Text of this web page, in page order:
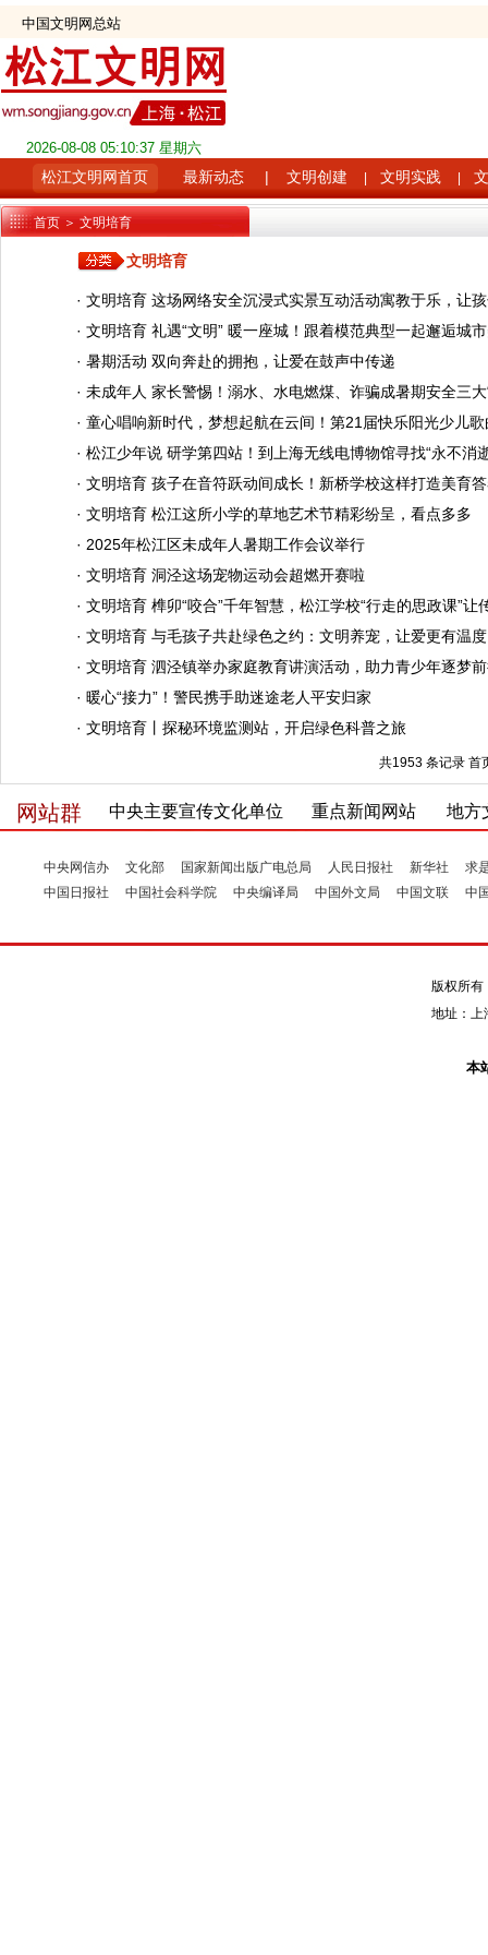
中国文明网总站
2026-08-08 05:10:37 星期六
松江文明网首页 最新动态 | 文明创建 文明实践
首页 ＞ 文明培育
文明培育
· 文明培育 这场网络安全沉浸式实景互动活动寓教于乐，让
· 文明培育 礼遇“文明” 暖一座城！跟着模范典型一起邂逅城
· 暑期活动 双向奔赴的拥抱，让爱在鼓声中传递
· 未成年人 家长警惕！溺水、水电燃煤、诈骗成暑期安全三大
· 童心唱响新时代，梦想起航在云间！第21届快乐阳光少儿
· 松江少年说 研学第四站！到上海无线电博物馆寻找“永不消
· 文明培育 孩子在音符跃动间成长！新桥学校这样打造美育
· 文明培育 松江这所小学的草地艺术节精彩纷呈，看点多多
· 2025年松江区未成年人暑期工作会议举行
· 文明培育 洞泾这场宠物运动会超燃开赛啦
· 文明培育 榫卯“咬合”千年智慧，松江学校“行走的思政课”让
· 文明培育 与毛孩子共赴绿色之约：文明养宠，让爱更有温度
· 文明培育 泗泾镇举办家庭教育讲演活动，助力青少年逐梦
· 暖心“接力”！警民携手助迷途老人平安归家
· 文明培育丨探秘环境监测站，开启绿色科普之旅
共1953 条记录首
网站群 中央主要宣传文化单位 重点新闻网站 地方
中央网信办 文化部 国家新闻出版广电总局 人民日报社 新华社
求
中国日报社
中国社会科学院 中央编译局 中国外文局 中国文联 中
版权所有
地址：上
本